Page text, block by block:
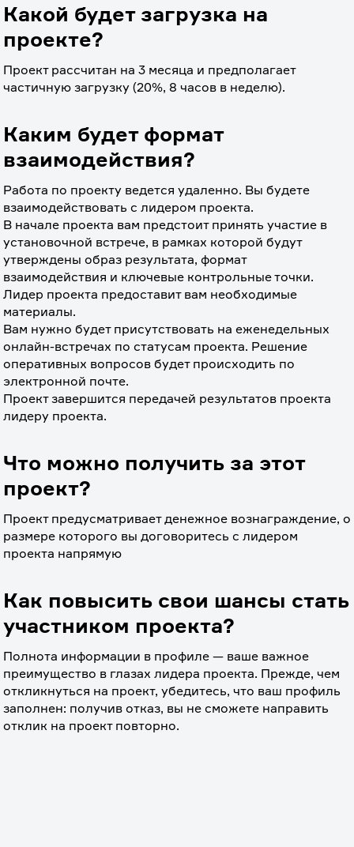
Какой будет загрузка на
проекте?
Проект рассчитан на 3 месяца и предполагает
частичную загрузку (20%, 8 часов в неделю).
Каким будет формат
взаимодействия?
Работа по проекту ведется удаленно. Вы будете
взаимодействовать с лидером проекта.
В начале проекта вам предстоит принять участие в
установочной встрече, в рамках которой будут
утверждены образ результата, формат
взаимодействия и ключевые контрольные точки.
Лидер проекта предоставит вам необходимые
материалы.
Вам нужно будет присутствовать на еженедельных
онлайн-встречах по статусам проекта. Решение
оперативных вопросов будет происходить по
электронной почте.
Проект завершится передачей результатов проекта
лидеру проекта.
Что можно получить за этот
проект?
Проект предусматривает денежное вознаграждение, о
размере которого вы договоритесь с лидером
проекта напрямую
Как повысить свои шансы стать
участником проекта?
Полнота информации в профиле — ваше важное
преимущество в глазах лидера проекта. Прежде, чем
откликнуться на проект, убедитесь, что ваш профиль
заполнен: получив отказ, вы не сможете направить
отклик на проект повторно.